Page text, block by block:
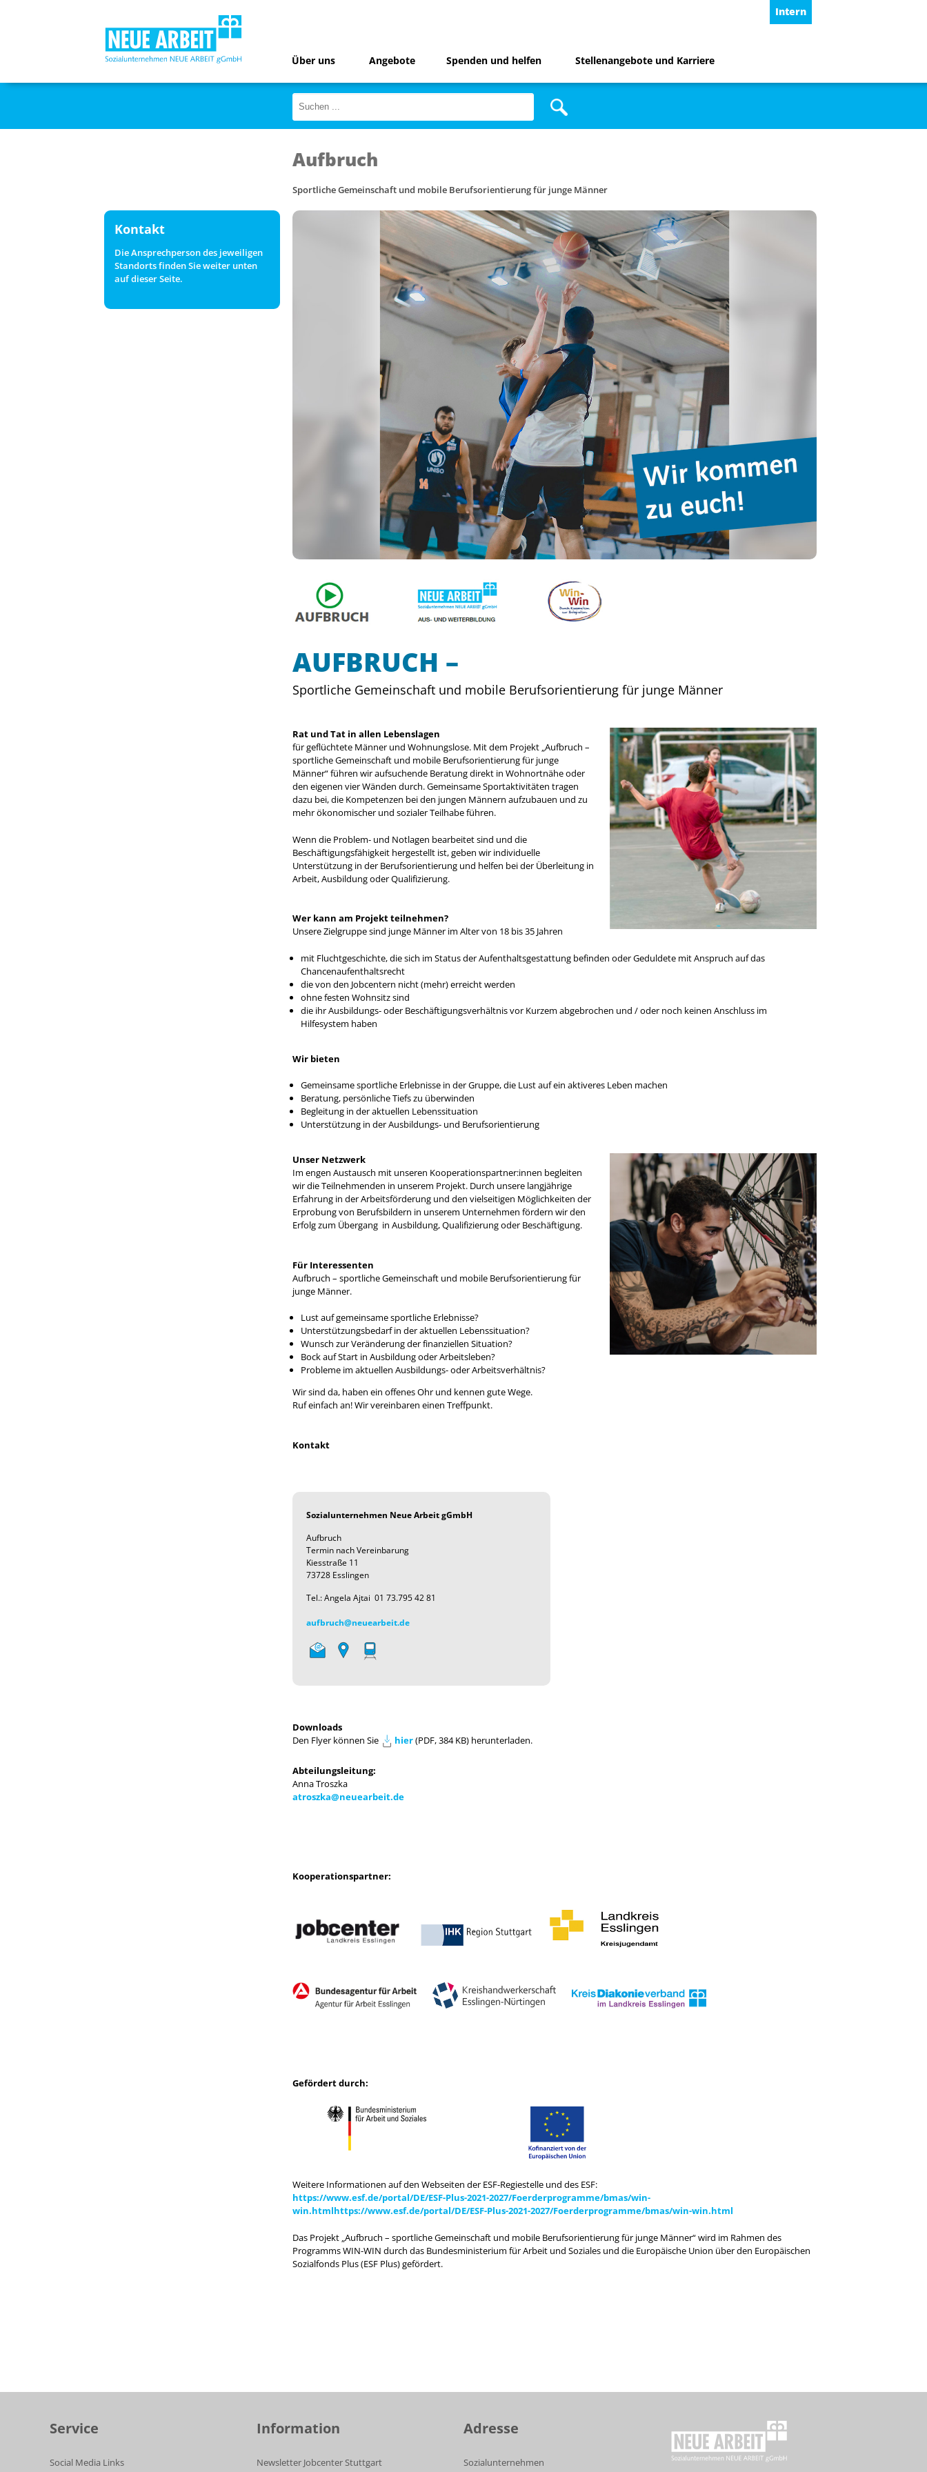
Über uns Angebote Spenden und helfen Stellenangebote und Karriere
Intern
Aufbruch
Sportliche Gemeinschaft und mobile Berufsorientierung für junge Männer
AUFBRUCH –
Sportliche Gemeinschaft und mobile Berufsorientierung für junge Männer
Rat und Tat in allen Lebenslagen
für geflüchtete Männer und Wohnungslose. Mit dem Projekt „Aufbruch –
sportliche Gemeinschaft und mobile Berufsorientierung für junge
Männer“ führen wir aufsuchende Beratung direkt in Wohnortnähe oder
den eigenen vier Wänden durch. Gemeinsame Sportaktivitäten tragen
dazu bei, die Kompetenzen bei den jungen Männern aufzubauen und zu
mehr ökonomischer und sozialer Teilhabe führen.
Wenn die Problem- und Notlagen bearbeitet sind und die
Beschäftigungsfähigkeit hergestellt ist, geben wir individuelle
Unterstützung in der Berufsorientierung und helfen bei der Überleitung in
Arbeit, Ausbildung oder Qualifizierung.
Wer kann am Projekt teilnehmen?
Unsere Zielgruppe sind junge Männer im Alter von 18 bis 35 Jahren
mit Fluchtgeschichte, die sich im Status der Aufenthaltsgestattung befinden oder Geduldete mit Anspruch auf das
Chancenaufenthaltsrecht
die von den Jobcentern nicht (mehr) erreicht werden
ohne festen Wohnsitz sind
die ihr Ausbildungs- oder Beschäftigungsverhältnis vor Kurzem abgebrochen und / oder noch keinen Anschluss im
Hilfesystem haben
Wir bieten
Gemeinsame sportliche Erlebnisse in der Gruppe, die Lust auf ein aktiveres Leben machen
Beratung, persönliche Tiefs zu überwinden
Begleitung in der aktuellen Lebenssituation
Unterstützung in der Ausbildungs- und Berufsorientierung
Unser Netzwerk
Im engen Austausch mit unseren Kooperationspartner:innen begleiten
wir die Teilnehmenden in unserem Projekt. Durch unsere langjährige
Erfahrung in der Arbeitsförderung und den vielseitigen Möglichkeiten der
Erprobung von Berufsbildern in unserem Unternehmen fördern wir den
Erfolg zum Übergang in Ausbildung, Qualifizierung oder Beschäftigung.
Für Interessenten
Aufbruch – sportliche Gemeinschaft und mobile Berufsorientierung für
junge Männer.
Lust auf gemeinsame sportliche Erlebnisse?
Unterstützungsbedarf in der aktuellen Lebenssituation?
Wunsch zur Veränderung der finanziellen Situation?
Bock auf Start in Ausbildung oder Arbeitsleben?
Probleme im aktuellen Ausbildungs- oder Arbeitsverhältnis?
Wir sind da, haben ein offenes Ohr und kennen gute Wege.
Ruf einfach an! Wir vereinbaren einen Treffpunkt.
Kontakt
Sozialunternehmen Neue Arbeit gGmbH
Aufbruch
Termin nach Vereinbarung
Kiesstraße 11
73728 Esslingen
Tel.: Angela Ajtai 01 73.795 42 81
aufbruch@neuearbeit.de
Downloads
Den Flyer können Sie
hier(PDF, 384 KB) herunterladen.
Abteilungsleitung:
Anna Troszka
atroszka@neuearbeit.de
Kooperationspartner:
Gefördert durch:
Weitere Informationen auf den Webseiten der ESF-Regiestelle und des ESF:
https://www.esf.de/portal/DE/ESF-Plus-2021-2027/Foerderprogramme/bmas/win-
win.htmlhttps://www.esf.de/portal/DE/ESF-Plus-2021-2027/Foerderprogramme/bmas/win-win.html
Das Projekt „Aufbruch – sportliche Gemeinschaft und mobile Berufsorientierung für junge Männer“ wird im Rahmen des
Programms WIN-WIN durch das Bundesministerium für Arbeit und Soziales und die Europäische Union über den Europäischen
Sozialfonds Plus (ESF Plus) gefördert.
Kontakt
Die Ansprechperson des jeweiligen
Standorts finden Sie weiter unten
auf dieser Seite.
Service
Social Media Links
Information
Newsletter Jobcenter Stuttgart
Adresse
Sozialunternehmen